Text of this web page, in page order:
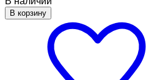
В корзину